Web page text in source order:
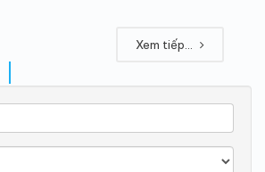
Xem tiếp...